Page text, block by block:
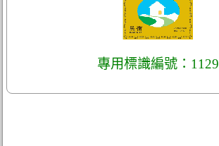
專用標識編號：1129